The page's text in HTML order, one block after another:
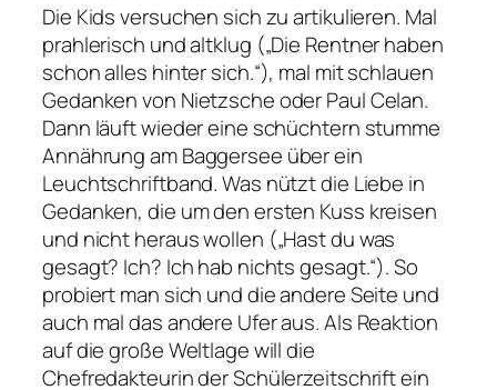
Die Kids versuchen sich zu artikulieren. Mal
prahlerisch und altklug („Die Rentner haben
schon alles hinter sich.“), mal mit schlauen
Gedanken von Nietzsche oder Paul Celan.
Dann läuft wieder eine schüchtern stumme
Annährung am Baggersee über ein
Leuchtschriftband. Was nützt die Liebe in
Gedanken, die um den ersten Kuss kreisen
und nicht heraus wollen („Hast du was
gesagt? Ich? Ich hab nichts gesagt.“). So
probiert man sich und die andere Seite und
auch mal das andere Ufer aus. Als Reaktion
auf die große Weltlage will die
Chefredakteurin der Schülerzeitschrift ein